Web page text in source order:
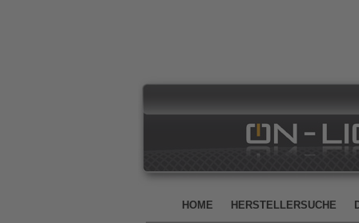
HOME HERSTELLERSUCHE